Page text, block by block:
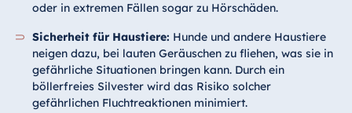
oder in extremen Fällen sogar zu Hörschäden.
Sicherheit für Haustiere: Hunde und andere Haustiere
neigen dazu, bei lauten Geräuschen zu fliehen, was sie in
gefährliche Situationen bringen kann. Durch ein
böllerfreies Silvester wird das Risiko solcher
gefährlichen Fluchtreaktionen minimiert.